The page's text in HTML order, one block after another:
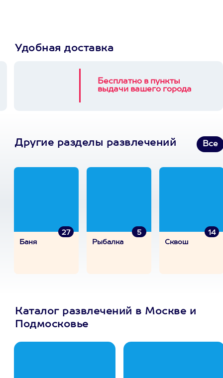
Удобная доставка
Бесплатно в пункты
выдачи вашего города
Другие разделы развлечений Все
27
Баня
5
Рыбалка
14
Сквош
Каталог развлечений в Москве и
Подмосковье